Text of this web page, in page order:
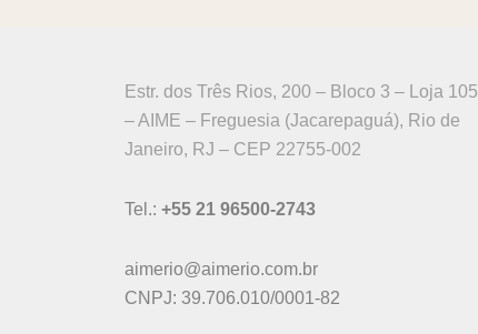
Estr. dos Três Rios, 200 – Bloco 3 – Loja 105
– AIME – Freguesia (Jacarepaguá), Rio de
Janeiro, RJ – CEP 22755-002
Tel.: +55 21 96500-2743
aimerio@aimerio.com.br
CNPJ: 39.706.010/0001-82